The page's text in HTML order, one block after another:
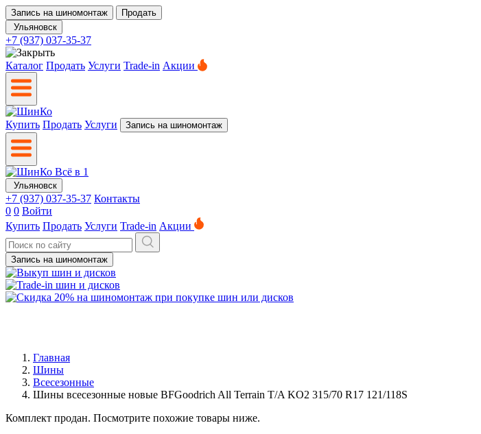
Запись на шиномонтаж
Продать
Ульяновск
+7 (937) 037-35-37
Каталог Продать Услуги Trade-in Акции
Купить Продать Услуги Запись на шиномонтаж
Ульяновск
+7 (937) 037-35-37 Контакты
0 0 Войти
Купить Продать Услуги Trade-in Акции
Запись на шиномонтаж
Главная
Шины
Всесезонные
Шины всесезонные новые BFGoodrich All Terrain T/A KO2 315/70 R17 121/118S
Комплект продан. Посмотрите похожие товары ниже.